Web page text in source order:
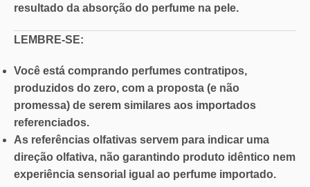
resultado da absorção do perfume na pele.
LEMBRE-SE:
Você está comprando perfumes contratipos,
produzidos do zero, com a proposta (e não
promessa) de serem similares aos importados
referenciados.
As referências olfativas servem para indicar uma
direção olfativa, não garantindo produto idêntico nem
experiência sensorial igual ao perfume importado.